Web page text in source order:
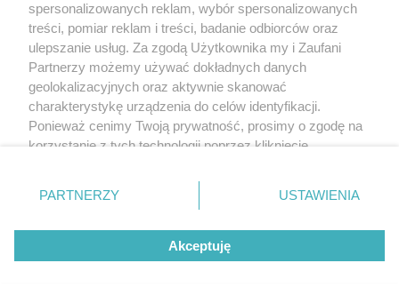
spersonalizowanych reklam, wybór spersonalizowanych
treści, pomiar reklam i treści, badanie odbiorców oraz
ulepszanie usług. Za zgodą Użytkownika my i Zaufani
Partnerzy możemy używać dokładnych danych
geolokalizacyjnych oraz aktywnie skanować
charakterystykę urządzenia do celów identyfikacji.
Ponieważ cenimy Twoją prywatność, prosimy o zgodę na
korzystanie z tych technologii poprzez kliknięcie
zmienić/wycofać klikając przycisk ustawień prywatności
znajdujący się w lewym dolnym rogu strony
rodzaje przetwarzania danych nie wymagają zgody
użytkownika, ale masz prawo sprzeciwić się takiemu
przetwarzaniu. Preferencje będą miały zastosowanie tylko
PARTNERZY USTAWIENIA
Akceptuję